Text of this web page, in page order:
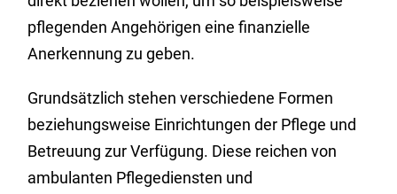
pflegenden Angehörigen eine finanzielle
Anerkennung zu geben.
Grundsätzlich stehen verschiedene Formen
beziehungsweise Einrichtungen der Pflege und
Betreuung zur Verfügung. Diese reichen von
ambulanten Pflegediensten und